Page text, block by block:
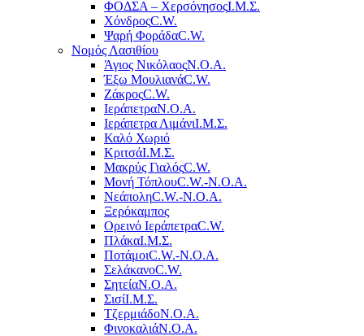
ΦΟΔΣΑ – ΧερσόνησοςΙ.Μ.Σ.
ΧόνδροςC.W.
Ψαρή ΦοράδαC.W.
Νομός Λασιθίου
Άγιος ΝικόλαοςΝ.Ο.Α.
Έξω ΜουλιανάC.W.
ΖάκροςC.W.
ΙεράπετραΝ.Ο.Α.
Ιεράπετρα ΛιμάνιΙ.Μ.Σ.
Καλό Χωριό
ΚριτσάΙ.Μ.Σ.
Μακρύς ΓιαλόςC.W.
Μονή ΤόπλουC.W.-Ν.Ο.Α.
ΝεάποληC.W.-Ν.Ο.Α.
Ξερόκαμπος
Ορεινό ΙεράπετραC.W.
ΠλάκαΙ.Μ.Σ.
ΠοτάμοιC.W.-Ν.Ο.Α.
ΣελάκανοC.W.
ΣητείαΝ.Ο.Α.
ΣισίΙ.Μ.Σ.
ΤζερμιάδοΝ.Ο.Α.
ΦινοκαλιάΝ.Ο.Α.